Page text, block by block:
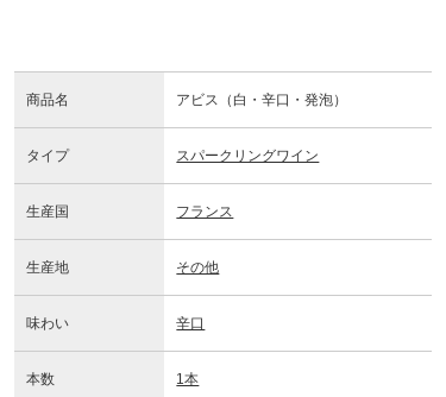
商品名 アビス（白・辛口・発泡）
タイプ スパークリングワイン
生産国 フランス
生産地 その他
味わい 辛口
本数 1本